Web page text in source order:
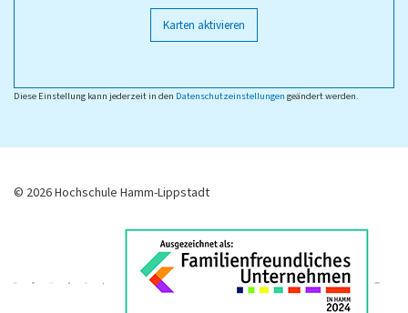
Karten aktivieren
Diese Einstellung kann jederzeit in den Datenschutzeinstellungen geändert werden.
© 2026 Hochschule Hamm-Lippstadt